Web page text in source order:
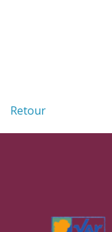
Retour